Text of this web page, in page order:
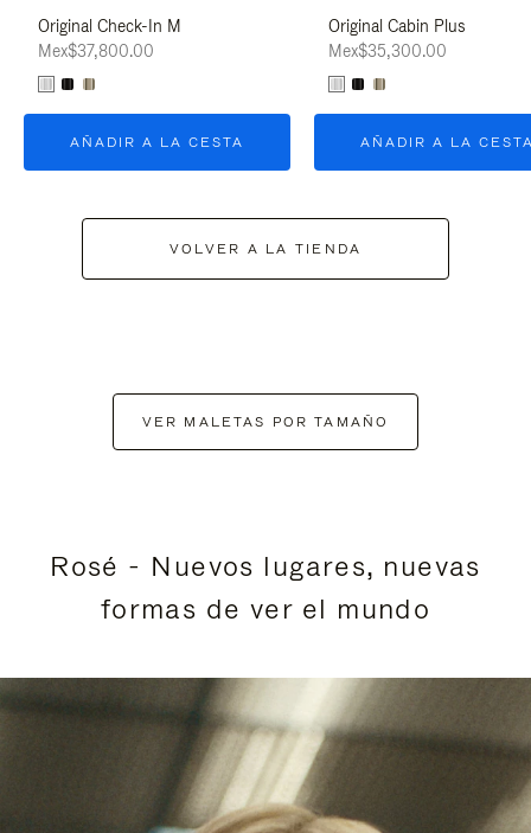
Original Check-In M
Mex$37,800.00
AÑADIR A LA CESTA
Original Cabin Plus
Mex$35,300.00
AÑADIR A LA
VOLVER A LA TIENDA
VER MALETAS POR TAMAÑO
Rosé - Nuevos lugares, nuevas
formas de ver el mundo